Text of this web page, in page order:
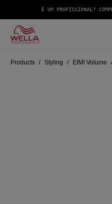
É UM PROFISSIONAL?
Products Styling EIMI Volume